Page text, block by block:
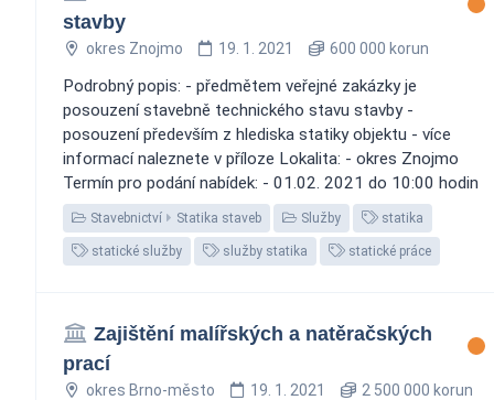
stavby
okres Znojmo 19. 1. 2021 600 000 korun
Podrobný popis: - předmětem veřejné zakázky je
posouzení stavebně technického stavu stavby -
posouzení především z hlediska statiky objektu - více
informací naleznete v příloze Lokalita: - okres Znojmo
Termín pro podání nabídek: - 01.02. 2021 do 10:00 hodin
Stavebnictví Statika staveb Služby statika
statické služby služby statika statické práce
Zajištění malířských a natěračských
prací
okres Brno-město 19. 1. 2021 2 500 000 korun